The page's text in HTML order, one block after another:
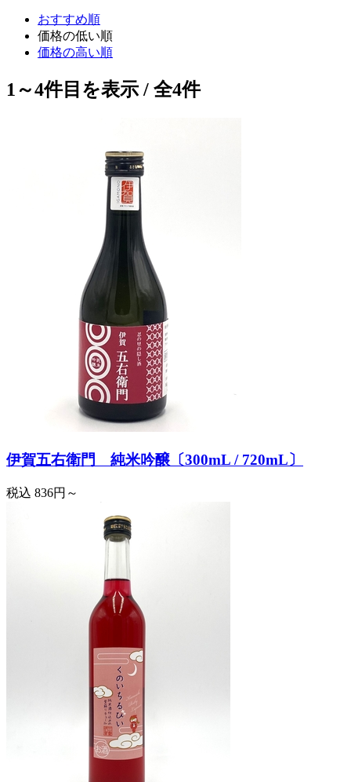
おすすめ順
価格の低い順
価格の高い順
1～4件目を表示 / 全4件
伊賀五右衛門 純米吟醸〔300mL / 720mL〕
税込 836円～